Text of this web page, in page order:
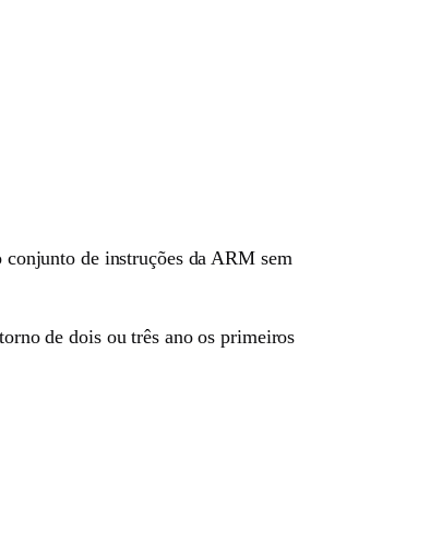
de instruções da ARM sem
de dois ou três ano os primeiros